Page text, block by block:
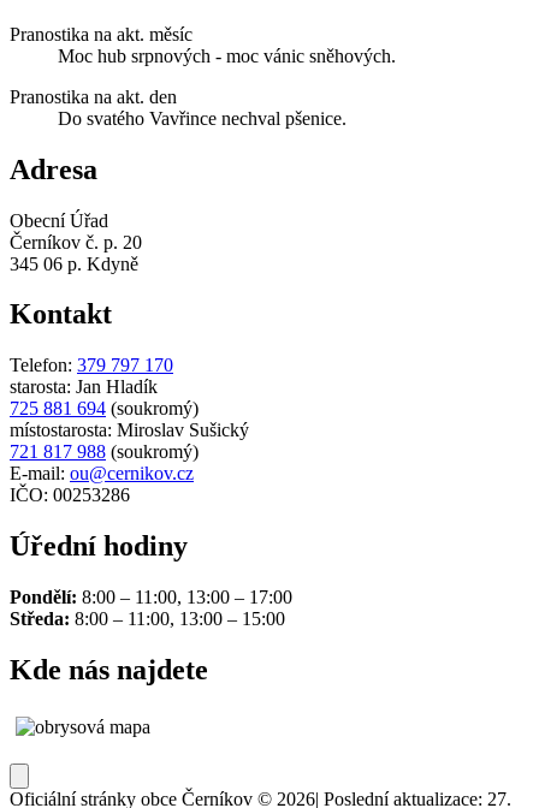
Pranostika na akt. měsíc
Moc hub srpnových - moc vánic sněhových.
Pranostika na akt. den
Do svatého Vavřince nechval pšenice.
Adresa
Obecní Úřad
Černíkov č. p. 20
345 06 p. Kdyně
Kontakt
Telefon: 379 797 170
starosta: Jan Hladík
725 881 694 (soukromý)
místostarosta: Miroslav Sušický
721 817 988 (soukromý)
E-mail: ou@cernikov.cz
IČO: 00253286
Úřední hodiny
Pondělí: 8:00 – 11:00, 13:00 – 17:00
Středa: 8:00 – 11:00, 13:00 – 15:00
Kde nás najdete
Oficiální stránky obce Černíkov © 2026| Poslední aktualizace: 27.